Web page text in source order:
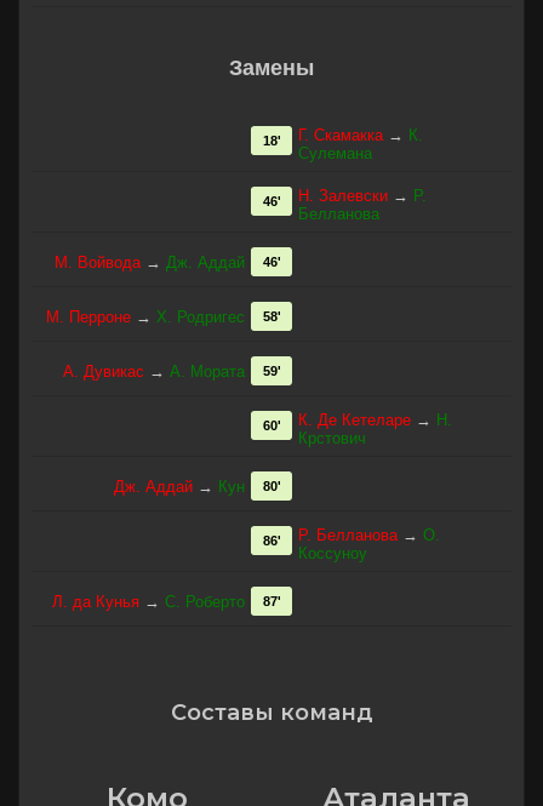
Замены
Г. Скамакка→ К.
Сулемана
18'
Н. Залевски → Р.
Белланова
46'
М. Войвода→ Дж. Аддай 46'
М. Перроне → Х. Родригес 58'
А. Дувикас → А. Мората 59'
К. Де Кетеларе → Н.
Крстович
60'
Дж. Аддай → Кун 80'
Р. Белланова→ О.
Коссуноу
86'
Л. да Кунья → С. Роберто 87'
Составы команд
Комо Аталанта